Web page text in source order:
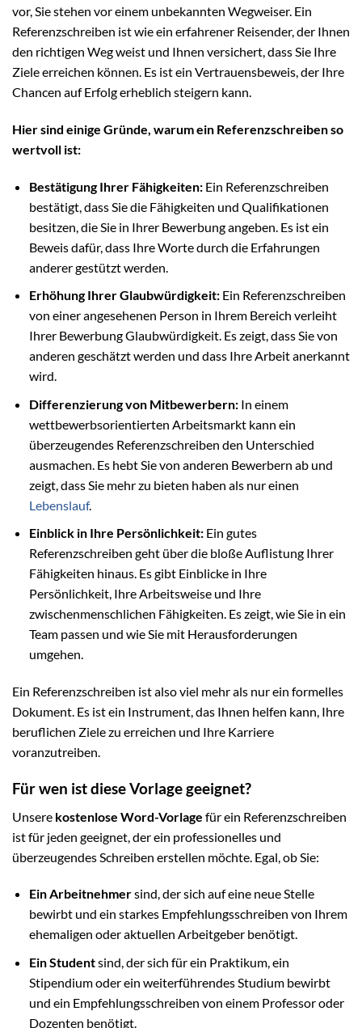
vor, Sie stehen vor einem unbekannten Wegweiser. Ein
Referenzschreiben ist wie ein erfahrener Reisender, der Ihnen
den richtigen Weg weist und Ihnen versichert, dass Sie Ihre
Ziele erreichen können. Es ist ein Vertrauensbeweis, der Ihre
Chancen auf Erfolg erheblich steigern kann.
Hier sind einige Gründe, warum ein Referenzschreiben so
wertvoll ist:
Bestätigung Ihrer Fähigkeiten:Ein Referenzschreiben
bestätigt, dass Sie die Fähigkeiten und Qualifikationen
besitzen, die Sie in Ihrer Bewerbung angeben. Es ist ein
Beweis dafür, dass Ihre Worte durch die Erfahrungen
anderer gestützt werden.
Erhöhung Ihrer Glaubwürdigkeit:Ein Referenzschreiben
von einer angesehenen Person in Ihrem Bereich verleiht
Ihrer Bewerbung Glaubwürdigkeit. Es zeigt, dass Sie von
anderen geschätzt werden und dass Ihre Arbeit anerkannt
wird.
Differenzierung von Mitbewerbern:In einem
wettbewerbsorientierten Arbeitsmarkt kann ein
überzeugendes Referenzschreiben den Unterschied
ausmachen. Es hebt Sie von anderen Bewerbern ab und
zeigt, dass Sie mehr zu bieten haben als nur einen
Lebenslauf.
Einblick in Ihre Persönlichkeit:Ein gutes
Referenzschreiben geht über die bloße Auflistung Ihrer
Fähigkeiten hinaus. Es gibt Einblicke in Ihre
Persönlichkeit, Ihre Arbeitsweise und Ihre
zwischenmenschlichen Fähigkeiten. Es zeigt, wie Sie in ein
Team passen und wie Sie mit Herausforderungen
umgehen.
Ein Referenzschreiben ist also viel mehr als nur ein formelles
Dokument. Es ist ein Instrument, das Ihnen helfen kann, Ihre
beruflichen Ziele zu erreichen und Ihre Karriere
voranzutreiben.
Für wen ist diese Vorlage geeignet?
Unsere kostenlose Word-Vorlage für ein Referenzschreiben
ist für jeden geeignet, der ein professionelles und
überzeugendes Schreiben erstellen möchte. Egal, ob Sie:
Ein Arbeitnehmersind, der sich auf eine neue Stelle
bewirbt und ein starkes Empfehlungsschreiben von Ihrem
ehemaligen oder aktuellen Arbeitgeber benötigt.
Ein Studentsind, der sich für ein Praktikum, ein
Stipendium oder ein weiterführendes Studium bewirbt
und ein Empfehlungsschreiben von einem Professor oder
Dozenten benötigt.